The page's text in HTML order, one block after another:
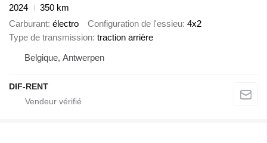
2024
350 km
Carburant électro Configuration de l'essieu 4x2
Type de transmission traction arrière
Belgique, Antwerpen
DIF-RENT